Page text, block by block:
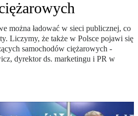
można ładować w sieci publicznej, co
Liczymy, że także w Polsce pojawi się
samochodów ciężarowych -
dyrektor ds. marketingu i PR w